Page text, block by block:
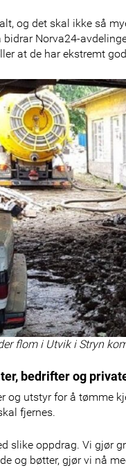
og det skal ikke så
Norva24-
at de har ekstremt
flom i Utvik i Stryn
bedrifter og
og utstyr for å tømme
fjernes.
slike oppdrag. Vi gjør
og bøtter, gjør vi nå